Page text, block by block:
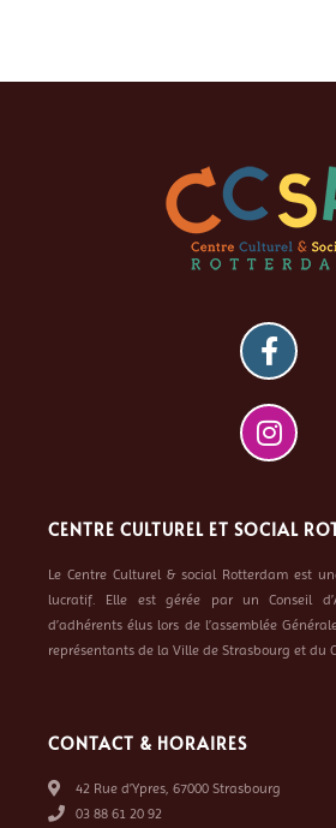
CENTRE CULTUREL ET SOCIAL
Le Centre Culturel & social Rotterdam est
lucratif. Elle est gérée par un Conseil
d’adhérents élus lors de l’assemblée
représentants de la Ville de Strasbourg et du
CONTACT & HORAIRES
42 Rue d’Ypres, 67000 Strasbourg
03 88 61 20 92